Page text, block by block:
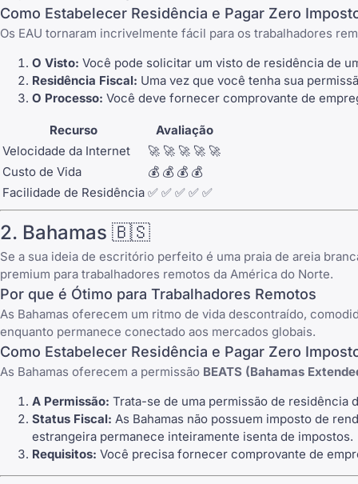
Como Estabelecer Residência e Pagar Zero
Os EAU tornaram incrivelmente fácil para os trabalhadores
O Visto: Você pode solicitar um visto de residência de
Residência Fiscal: Uma vez que você tenha sua
O Processo: Você deve fornecer comprovante de
Recurso
Avaliação
Velocidade da Internet
🚀 🚀 🚀 🚀 🚀
Custo de Vida
💰 💰 💰 💰
Facilidade de Residência ✅ ✅ ✅ ✅ ✅
2. Bahamas 🇧🇸
Se a sua ideia de escritório perfeito é uma praia de areia
premium para trabalhadores remotos da América do Norte.
Por que é Ótimo para Trabalhadores Remotos
As Bahamas oferecem um ritmo de vida descontraído,
enquanto permanece conectado aos mercados globais.
Como Estabelecer Residência e Pagar Zero
As Bahamas oferecem a permissão BEATS (Bahamas
A Permissão: Trata-se de uma permissão de residência
Status Fiscal: As Bahamas não possuem imposto de
estrangeira permanece inteiramente isenta de impostos.
Requisitos: Você precisa fornecer comprovante de